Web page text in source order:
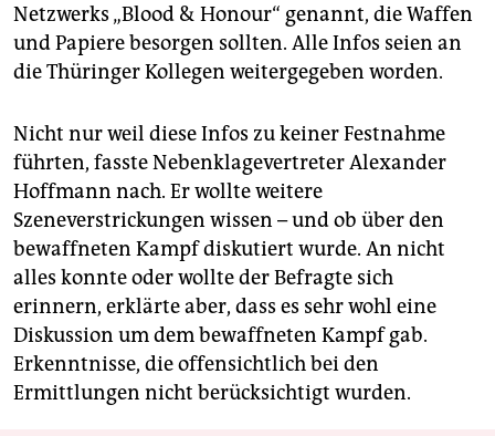
Netzwerks „Blood & Honour“ genannt, die Waffen
und Papiere besorgen sollten. Alle Infos seien an
die Thüringer Kollegen weitergegeben worden.
Nicht nur weil diese Infos zu keiner Festnahme
führten, fasste Nebenklagevertreter Alexander
Hoffmann nach. Er wollte weitere
Szeneverstrickungen wissen – und ob über den
bewaffneten Kampf diskutiert wurde. An nicht
alles konnte oder wollte der Befragte sich
erinnern, erklärte aber, dass es sehr wohl eine
Diskussion um dem bewaffneten Kampf gab.
Erkenntnisse, die offensichtlich bei den
Ermittlungen nicht berücksichtigt wurden.